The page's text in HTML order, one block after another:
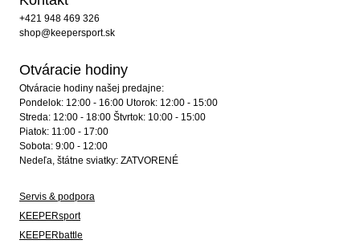
+421 948 469 326
shop@keepersport.sk
Otváracie hodiny
Otváracie hodiny našej predajne:
Pondelok: 12:00 - 16:00 Utorok: 12:00 - 15:00
Streda: 12:00 - 18:00 Štvrtok: 10:00 - 15:00
Piatok: 11:00 - 17:00
Sobota: 9:00 - 12:00
Nedeľa, štátne sviatky: ZATVORENÉ
Servis & podpora
KEEPERsport
KEEPERbattle